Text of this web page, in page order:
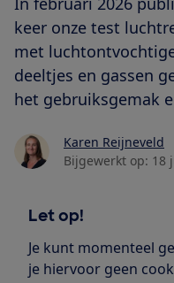
keer onze test
met
deeltjes en gassen
het gebruiksgemak
Karen Reijneveld
Bijgewerkt op: 18
Let op!
Je kunt momenteel
je hiervoor geen